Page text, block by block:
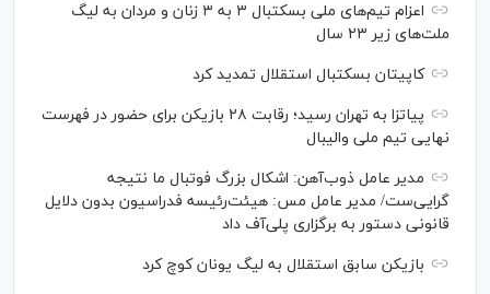
اعزام تیم‌های ملی بسکتبال ۳ به ۳ زنان و مردان به لیگ
ملت‌های زیر ۲۳ سال
کاپیتان بسکتبال استقلال تمدید کرد
پیاتزا به تهران رسید؛ رقابت ۲۸ بازیکن برای حضور در فهرست
نهایی تیم ملی والیبال
مدیر عامل ذوب‌آهن: اشکال بزرگ فوتبال ما نتیجه
گرایی‌ست/ مدیر عامل مس: هیئت‌رئیسه فدراسیون بدون دلایل
قانونی دستور به برگزاری پلی‌آف داد
بازیکن سابق استقلال به لیگ یونان کوچ کرد